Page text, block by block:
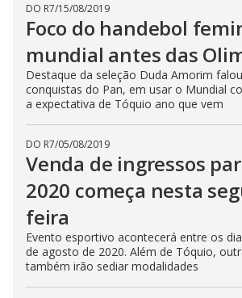
DO R7/15/08/2019
Foco do handebol
mundial antes das
Destaque da seleção Duda Amorim
conquistas do Pan, em usar o Mundial
a expectativa de Tóquio ano que vem
DO R7/05/08/2019
Venda de ingressos
2020 começa nesta
feira
Evento esportivo acontecerá entre os
de agosto de 2020. Além de Tóquio,
também irão sediar modalidades